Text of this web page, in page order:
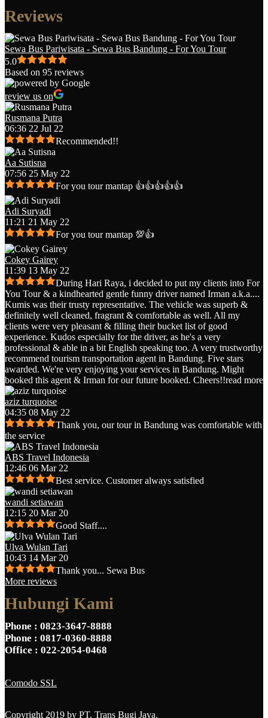
Reviews
Sewa Bus Pariwisata - Sewa Bus Bandung - For You Tour
5.0
Based on 95 reviews
review us on
Rusmana Putra
06:36 22 Jul 22
Recommended!!
Aa Sutisna
07:56 25 May 22
For you tour mantap 👍👍👍👍👍
Adi Suryadi
11:21 21 May 22
For you tour mantap 💯👍
Cokey Gairey
11:39 13 May 22
During Hari Raya, i decided to put my clients into For
You Tour & a kindhearted gentle funny driver named Irman a.k.a....
Kumis was their trusty representative. The vehicle was superb &
definitely well cleaned, fragrant & comfortable as well. All my
clients were very pleasant & filling their bucket list of good
experience. Kudos especially for the driver, as he's a very
professional & able in a bit English speaking too. A very trustworthy
recommend tourism transportation agent in Bandung. Five stars
awarded. We're very enjoying your services in Bandung. Might
booked this agent & Irman for our future booked. Cheers!!read more
aziz turquoise
04:35 08 May 22
Thank you, our tour in Bandung was comfortable with
the service
ABS Travel Indonesia
12:46 06 Mar 22
Best service. Customer always satisfied
wandi setiawan
12:15 20 Mar 20
Good Staff....
Ulva Wulan Tari
10:43 14 Mar 20
Thank you... Sewa Bus
More reviews
Hubungi Kami
Phone : 0823-3647-8888
Phone : 0817-0360-8888
Office : 022-2054-0468
Comodo SSL
Copyright 2019 by PT. Trans Bugi Jaya.